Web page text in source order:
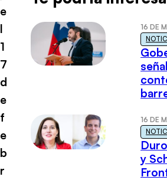
e
l
1
7
d
e
f
e
b
r
16 DE
16 DE
y